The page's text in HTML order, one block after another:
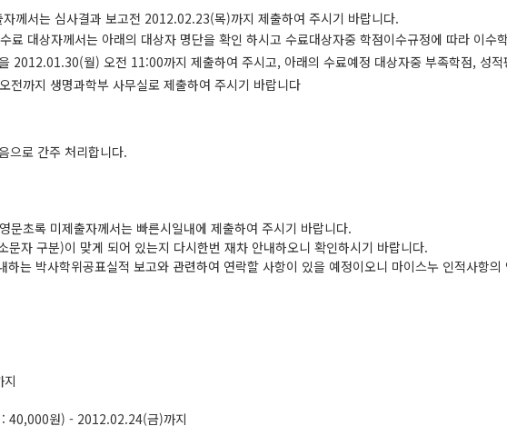
께서는 심사결과 보고전 2012.02.23(목)까지 제출하여 주시기 바랍니다.
대상자께서는 아래의 대상자 명단을 확인 하시고 수료대상자중 학점이수규정에 따라 이수
2012.01.30(월) 오전 11:00까지 제출하여 주시고, 아래의 수료예정 대상자중 부족학점, 성
까지 생명과학부 사무실로 제출하여 주시기 바랍니다
으로 간주 처리합니다.
문초록 미제출자께서는 빠른시일내에 제출하여 주시기 바랍니다.
문자 구분)이 맞게 되어 있는지 다시한번 재차 안내하오니 확인하시기 바랍니다.
하는 박사학위공표실적 보고와 관련하여 연락할 사항이 있을 예정이오니 마이스누 인적사항
40,000원) - 2012.02.24(금)까지